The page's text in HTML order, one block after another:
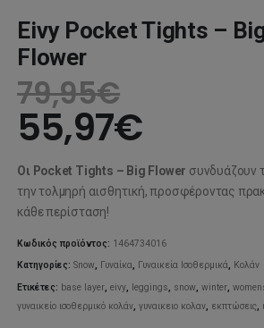
Eivy Pocket Tights –
Flower
79,95€
55,97€
Οι Pocket Tights – Big Flower συνδυάζουν
την τολμηρή αισθητική, προσφέροντας
κάθε περίσταση!
Κωδικός προϊόντος: 1464734016
Κατηγορίες:Snow, Γυναίκα, Γυναικεία Ισοθερμικά, Κολάν
Ετικέτες: base layer,eivy, leggings, snow,winter,
γυναικείο ισοθερμικό κολάν,γυναικειο κολαν, εκπτώσεις,